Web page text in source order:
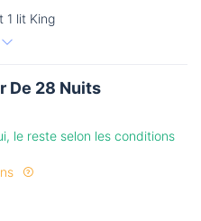
1 lit King
De 28 Nuits
le reste selon les conditions